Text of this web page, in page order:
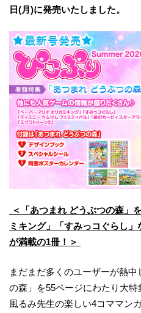
日(月)に発売いたしました。
＜「あつまれ どうぶつの森」
ミキング」「すみっコぐらし
が満載の1冊！＞
まだまだ多くのユーザーが熱
の森」を55ページにわたり大
風るみ先生の楽しい4コママン